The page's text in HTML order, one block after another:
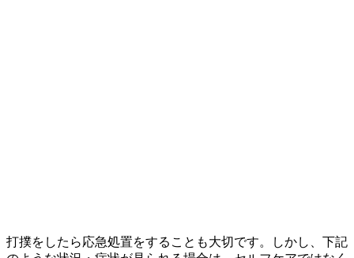
打撲をしたら応急処置をすることも大切です。しかし、下記